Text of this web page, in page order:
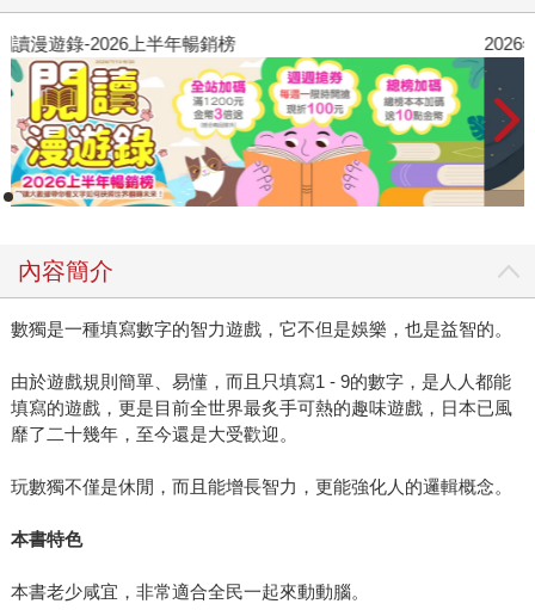
閱讀漫遊錄-2026上半年暢銷榜
內容簡介
數獨是一種填寫數字的智力遊戲，它不但是娛樂，也是益智的。
由於遊戲規則簡單、易懂，而且只填寫1 - 9的數字，是人人都能
填寫的遊戲，更是目前全世界最炙手可熱的趣味遊戲，日本已風
靡了二十幾年，至今還是大受歡迎。
玩數獨不僅是休閒，而且能增長智力，更能強化人的邏輯概念。
本書特色
本書老少咸宜，非常適合全民一起來動動腦。